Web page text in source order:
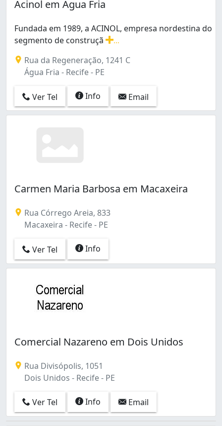
Acinol em Água Fria
Fundada em 1989, a ACINOL, empresa nordestina do
segmento de construçã
Rua da Regeneração, 1241 C
Água Fria - Recife - PE
Ver Tel Info Email
Carmen Maria Barbosa em Macaxeira
Rua Córrego Areia, 833
Macaxeira - Recife - PE
Ver Tel Info
Comercial Nazareno em Dois Unidos
Rua Divisópolis, 1051
Dois Unidos - Recife - PE
Ver Tel Info Email